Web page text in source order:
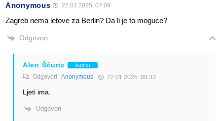
Anonymous 22.01.2025. 07:09
Zagreb nema letove za Berlin? Da li je to moguce?
Odgovori
Alen Šćuric Author
Odgovori Anonymous 22.01.2025. 08:33
Ljeti ima.
Odgovori